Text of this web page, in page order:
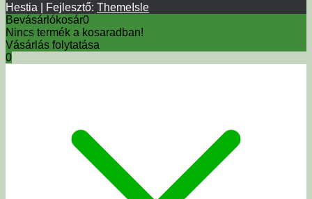
Hestia | Fejlesztő: ThemeIsle
Bevásárlókosár0
Nincs termék a kosaradban!
Vásárlás folytatása
0